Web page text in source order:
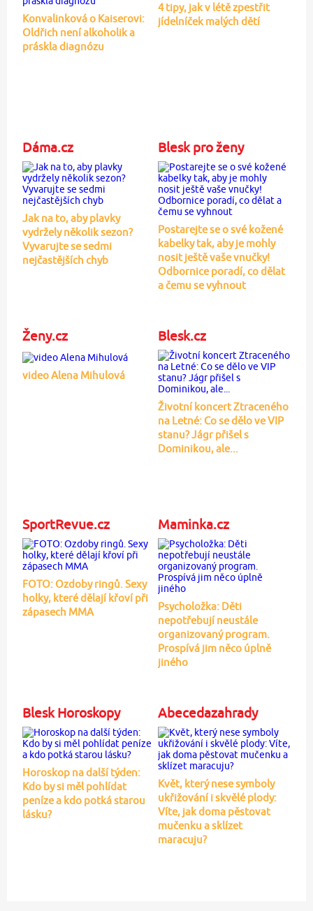
Konvalinková o Kaiserovi:
Oldřich není alkoholik a
práskla diagnózu
4 tipy, jak v létě zpestřit
jídelníček malých dětí
Dáma.cz
Jak na to, aby plavky
vydržely několik sezon?
Vyvarujte se sedmi
nejčastějších chyb
Blesk pro ženy
Postarejte se o své kožené
kabelky tak, aby je mohly
nosit ještě vaše vnučky!
Odbornice poradí, co dělat
a čemu se vyhnout
Ženy.cz
video Alena Mihulová
Blesk.cz
Životní koncert Ztraceného
na Letné: Co se dělo ve VIP
stanu? Jágr přišel s
Dominikou, ale...
SportRevue.cz
FOTO: Ozdoby ringů. Sexy
holky, které dělají křoví při
zápasech MMA
Maminka.cz
Psycholožka: Děti
nepotřebují neustále
organizovaný program.
Prospívá jim něco úplně
jiného
Blesk Horoskopy
Horoskop na další týden:
Kdo by si měl pohlídat
peníze a kdo potká starou
lásku?
Abecedazahrady
Květ, který nese symboly
ukřižování i skvělé plody:
Víte, jak doma pěstovat
mučenku a sklízet
maracuju?